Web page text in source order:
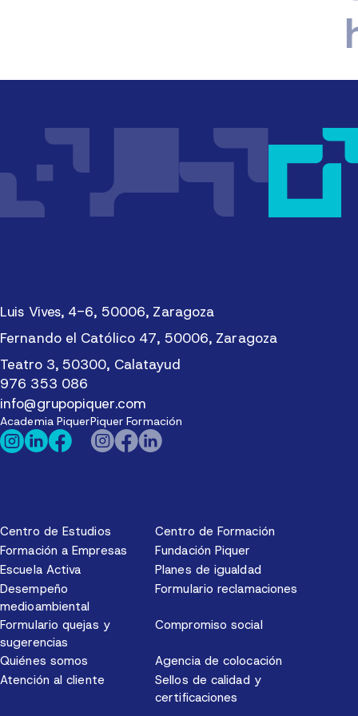
Luis Vives, 4-6, 50006, Zaragoza
Fernando el Católico 47, 50006, Zaragoza
Teatro 3, 50300, Calatayud
976 353 086
info@grupopiquer.com
Academia PiquerPiquer Formación
Centro de Estudios
Centro de Formación
Formación a Empresas
Fundación Piquer
Escuela Activa
Planes de igualdad
Desempeño
medioambiental
Formulario reclamaciones
Formulario quejas y
sugerencias
Compromiso social
Quiénes somos
Agencia de colocación
Atención al cliente
Sellos de calidad y
certificaciones